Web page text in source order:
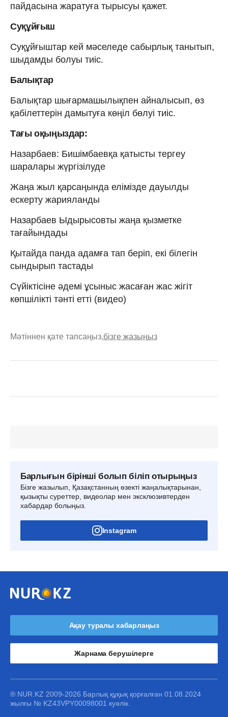
пайдасына жаратуға тырысуы қажет.
Суқұйғыш
Суқұйғыштар кей мәселеде сабырлық танытып,
шыдамды болуы тиіс.
Балықтар
Балықтар шығармашылықпен айналысып, өз
қабілеттерін дамытуға көңіл бөлуі тиіс.
Тағы оқыңыздар:
Назарбаев: Бишімбаевқа қатысты тергеу
шаралары жүргізілуде
Жаңа жыл қарсаңында елімізде дауылды
ескерту жарияланды
Назарбаев Ыдырысовты жаңа қызметке
тағайындады
Қытайда панда адамға тап беріп, екі білегін
сындырып тастады
Сүйіктісіне әдемі ұсыныс жасаған жас жігіт
көпшілікті тәнті етті (видео)
Мәтіннен қате тапсаңыз,бізге жазыңыз
Барлығын бірінші болып біліп отырыңыз
Бізге жазылып, Қазақстанның өзекті жаңалықтарынан,
қызықты суреттер, видеолар мен эксклюзивтерден
хабардар болыңыз.
Instagram
Ақау туралы хабарлаңыз
Жарнама берушілерге
® NUR.KZ 2009-2026 Барлық құқық қорғалған 01.08.2024
жылғы № KZ43VPY00098001 куәлік.